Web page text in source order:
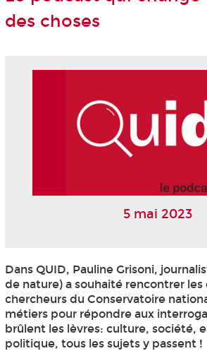
des choses
5 mai 2023
Dans QUID, Pauline Grisoni,
de nature) a souhaité rencontrer les
chercheurs du Conservatoire
métiers pour répondre aux
brûlent les lèvres: culture, société,
politique, tous les sujets y passent !